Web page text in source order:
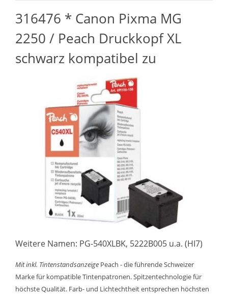
316476 * Canon Pixma MG
2250 / Peach Druckkopf XL
schwarz kompatibel zu
Weitere Namen: PG-540XLBK, 5222B005 u.a. (HI7)
Mit inkl. Tintenstandsanzeige Peach - die führende Schweizer
Marke für kompatible Tintenpatronen. Spitzentechnologie für
höchste Qualität. Farb- und Lichtechtheit entsprechen höchsten